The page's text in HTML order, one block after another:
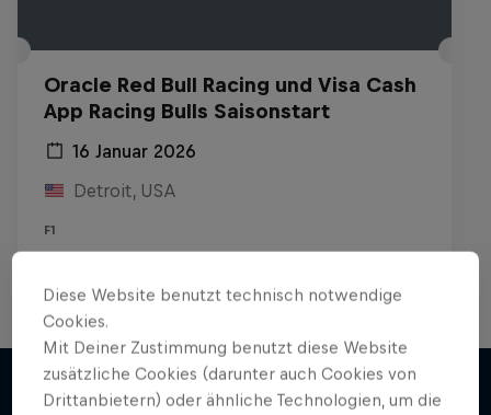
Oracle Red Bull Racing und Visa Cash
App Racing Bulls Saisonstart
16 Januar 2026
Detroit, USA
F1
Diese Website benutzt technisch notwendige
Cookies.
Mit Deiner Zustimmung benutzt diese Website
zusätzliche Cookies (darunter auch Cookies von
Drittanbietern) oder ähnliche Technologien, um die